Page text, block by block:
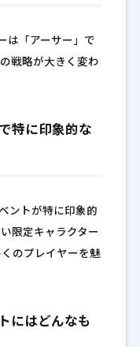
は「アーサー」で
戦略が大きく変わ
特に印象的な
ントが特に印象的
限定キャラクター
のプレイヤーを魅
にはどんなも